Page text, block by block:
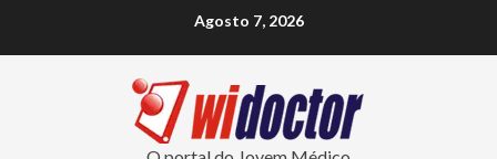
Agosto 7, 2026